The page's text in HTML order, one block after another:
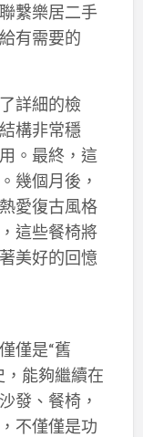
繫樂居二手
有需要的
詳細的檢
構非常穩
。最終，這
幾個月後，
愛復古風格
這些餐椅將
美好的回憶
僅是“舊
，能夠繼續在
發、餐椅，
不僅僅是功